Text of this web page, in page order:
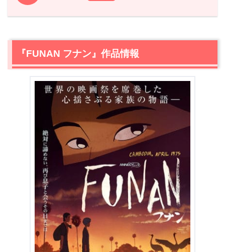
1.『FUNAN フナン』作品情報
3.『FUNAN フナン』感想
3.1自国民から全てを奪ったポル・ポトと原始共産主義
3.2美しいカンボジアの風景と世界観を支える声優陣
『FUNAN フナン』あらすじ・感想まとめ
『FUNAN フナン』作品情報